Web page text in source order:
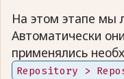
На этом этапе мы
Автоматически
применялись
Repository >